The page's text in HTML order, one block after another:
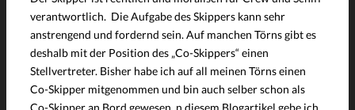
verantwortlich. Die Aufgabe des Skippers kann sehr
anstrengend und fordernd sein. Auf manchen Törns gibt es
deshalb mit der Position des „Co-Skippers“ einen
Stellvertreter. Bisher habe ich auf all meinen Törns einen
Co-Skipper mitgenommen und bin auch selber schon als
Co-Skipper an Bord gewesen. n diesem Blogartikel gebe ich